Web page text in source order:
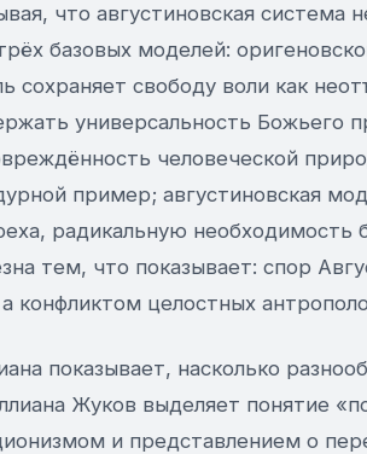
что августиновская система
базовых моделей:
сохраняет свободу воли как
универсальность Божьего
человеческой
пример; августиновская
радикальную необходимость
тем, что показывает: спор
конфликтом целостных
показывает, насколько
Жуков выделяет понятие
и представлением о